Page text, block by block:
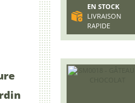
EN STOCK
LIVRAISON
RAPIDE